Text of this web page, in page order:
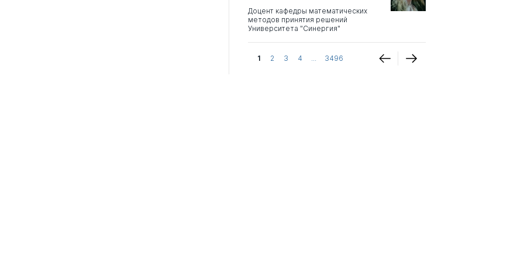
Доцент кафедры математических
методов принятия решений
Университета "Синергия"
1 2 3 4 ... 3496